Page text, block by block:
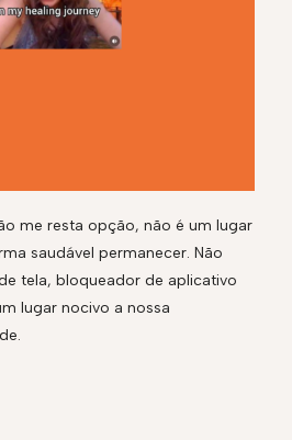
me resta opção, não é um lugar
saudável permanecer. Não
tela, bloqueador de aplicativo
lugar nocivo a nossa